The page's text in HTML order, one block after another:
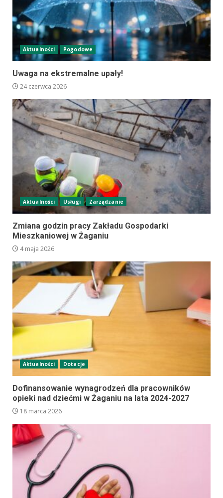
Aktualności Pogodowe
Uwaga na ekstremalne upały!
24 czerwca 2026
Aktualności Usługi Zarządzanie
Zmiana godzin pracy Zakładu Gospodarki
Mieszkaniowej w Żaganiu
4 maja 2026
Aktualności Dotacje
Dofinansowanie wynagrodzeń dla pracowników
opieki nad dziećmi w Żaganiu na lata 2024-2027
18 marca 2026